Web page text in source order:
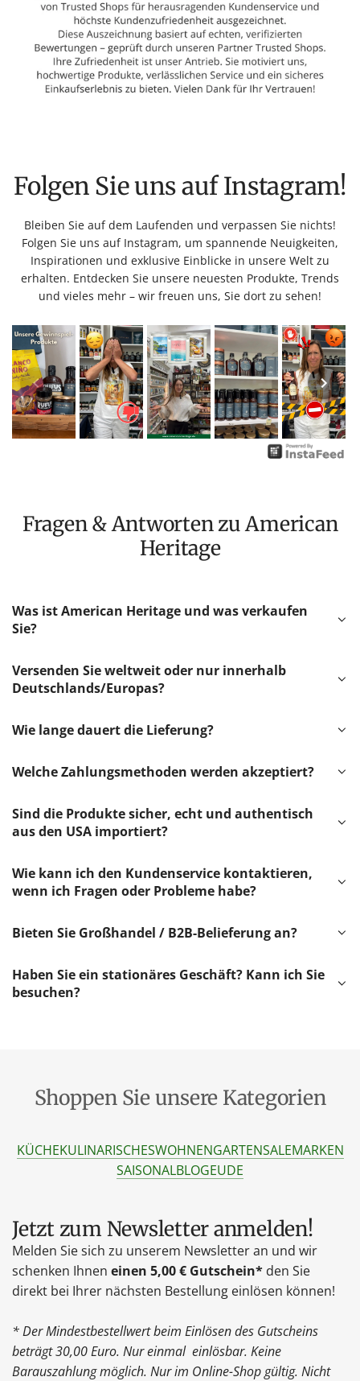
Folgen Sie uns auf Instagram!
Bleiben Sie auf dem Laufenden und verpassen Sie nichts!
Folgen Sie uns auf Instagram, um spannende Neuigkeiten,
Inspirationen und exklusive Einblicke in unsere Welt zu
erhalten. Entdecken Sie unsere neuesten Produkte, Trends
und vieles mehr – wir freuen uns, Sie dort zu sehen!
Fragen & Antworten zu American
Heritage
Was ist American Heritage und was verkaufen
Sie?
Versenden Sie weltweit oder nur innerhalb
Deutschlands/Europas?
Wie lange dauert die Lieferung?
Welche Zahlungsmethoden werden akzeptiert?
Sind die Produkte sicher, echt und authentisch
aus den USA importiert?
Wie kann ich den Kundenservice kontaktieren,
wenn ich Fragen oder Probleme habe?
Bieten Sie Großhandel / B2B-Belieferung an?
Haben Sie ein stationäres Geschäft? Kann ich Sie
besuchen?
Shoppen Sie unsere Kategorien
KÜCHEKULINARISCHESWOHNENGARTENSALEMARKEN
SAISONALBLOGEUDE
Jetzt zum Newsletter anmelden!
Melden Sie sich zu unserem Newsletter an und wir
schenken Ihnen einen 5,00 € Gutschein* den Sie
direkt bei Ihrer nächsten Bestellung einlösen können!
* Der Mindestbestellwert beim Einlösen des Gutscheins
beträgt 30,00 Euro. Nur einmal einlösbar. Keine
Barauszahlung möglich. Nur im Online-Shop gültig. Nicht